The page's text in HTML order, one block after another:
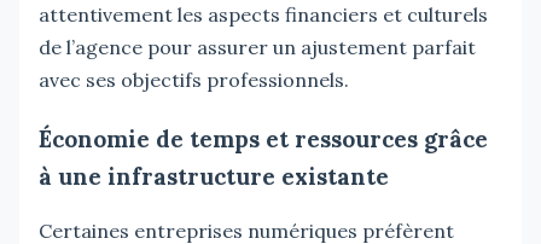
attentivement les aspects financiers et culturels
de l’agence pour assurer un ajustement parfait
avec ses objectifs professionnels.
Économie de temps et ressources grâce
à une infrastructure existante
Certaines entreprises numériques préfèrent